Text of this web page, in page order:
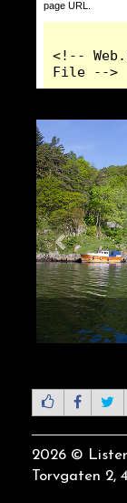
2026 ©
Torvgaten 2,